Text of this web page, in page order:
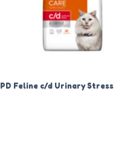
PD Feline c/d Urinary Stress